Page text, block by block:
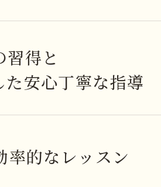
得と
安心丁寧な指導
率的なレッスン